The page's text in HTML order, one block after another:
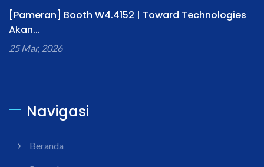
[Pameran] Booth W4.4152 | Toward Technologies
Akan...
25 Mar, 2026
Navigasi
Beranda